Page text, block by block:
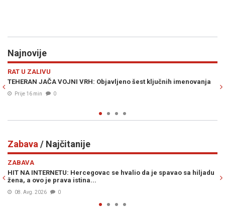
Najnovije
VRH: Objavljeno šest ključnih imenovanja
SUPRUGA ZDRAVKA
RAZLOG JE
Zabava / Najčitanije
Hercegovac se hvalio da je spavao sa hiljadu
istina...
VIC DANA: Mujo
onda je uslijedilo